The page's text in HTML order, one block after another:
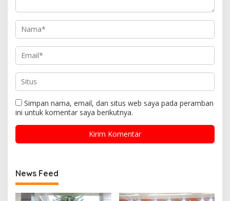
Simpan nama, email, dan situs web saya pada peramban
ini untuk komentar saya berikutnya.
News Feed